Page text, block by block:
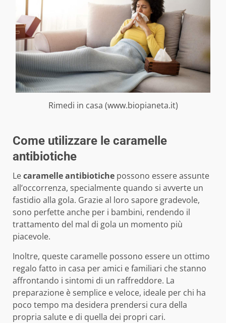
Rimedi in casa (www.biopianeta.it)
Come utilizzare le caramelle
antibiotiche
Lecaramelle antibiotiche possono essere assunte
all’occorrenza, specialmente quando si avverte un
fastidio alla gola. Grazie al loro sapore gradevole,
sono perfette anche per i bambini, rendendo il
trattamento del mal di gola un momento più
piacevole.
Inoltre, queste caramelle possono essere un ottimo
regalo fatto in casa per amici e familiari che stanno
affrontando i sintomi di un raffreddore. La
preparazione è semplice e veloce, ideale per chi ha
poco tempo ma desidera prendersi cura della
propria salute e di quella dei propri cari.